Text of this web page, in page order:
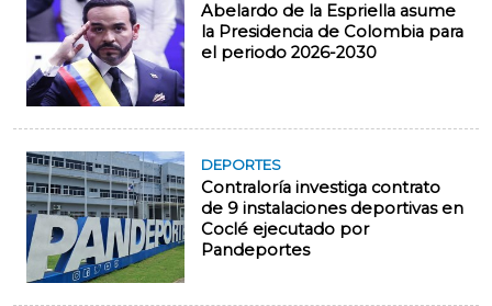
Abelardo de la Espriella asume
la Presidencia de Colombia para
el periodo 2026-2030
DEPORTES
Contraloría investiga contrato
de 9 instalaciones deportivas en
Coclé ejecutado por
Pandeportes